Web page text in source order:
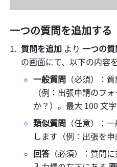
一つの質問を追加する
質問を追加 より 一つの
の画面にて、以下の内容
一般質問 （必須）：
（例：出張申請のフ
か？）。最大 100 文
類似質問 （任意）：
します（例：出張を申
回答（必須）：質問に